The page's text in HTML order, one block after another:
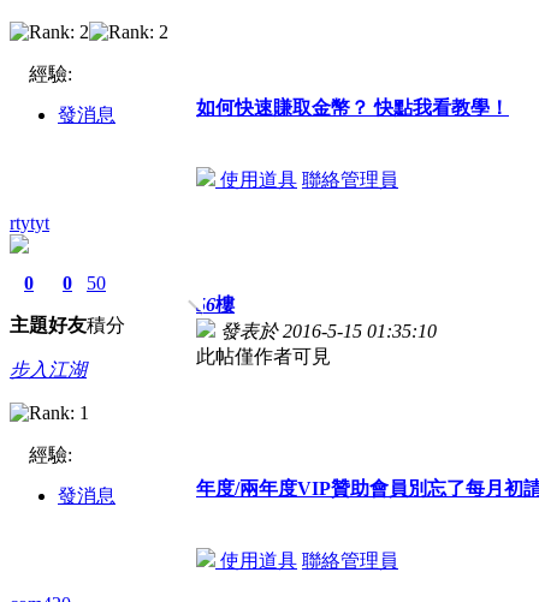
經驗:
發消息
如何快速賺取金幣？ 快點我看教學！
使用道具 聯絡管理員
rtytyt
0
主題
0
好友
50
積分
步入江湖
經驗:
發消息
56樓
發表於 2016-5-15 01:35:10
此帖僅作者可見
年度/兩年度VIP贊助會員別忘了每月初
使用道具 聯絡管理員